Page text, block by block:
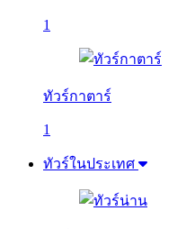
1
ทัวร์กาตาร์
1
ทัวร์ในประเทศ